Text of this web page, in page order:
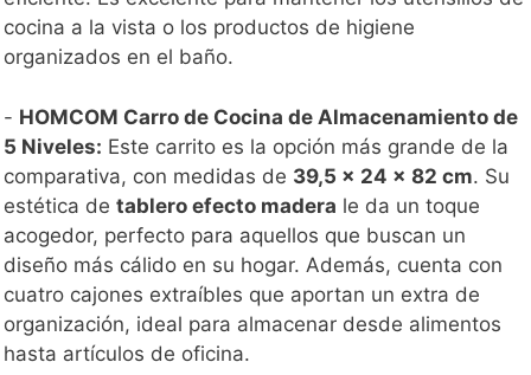
cocina a la vista o los productos de higiene
organizados en el baño.
- HOMCOM Carro de Cocina de Almacenamiento de
5 Niveles: Este carrito es la opción más grande de la
comparativa, con medidas de 39,5 x 24 x 82 cm. Su
estética de tablero efecto madera le da un toque
acogedor, perfecto para aquellos que buscan un
diseño más cálido en su hogar. Además, cuenta con
cuatro cajones extraíbles que aportan un extra de
organización, ideal para almacenar desde alimentos
hasta artículos de oficina.